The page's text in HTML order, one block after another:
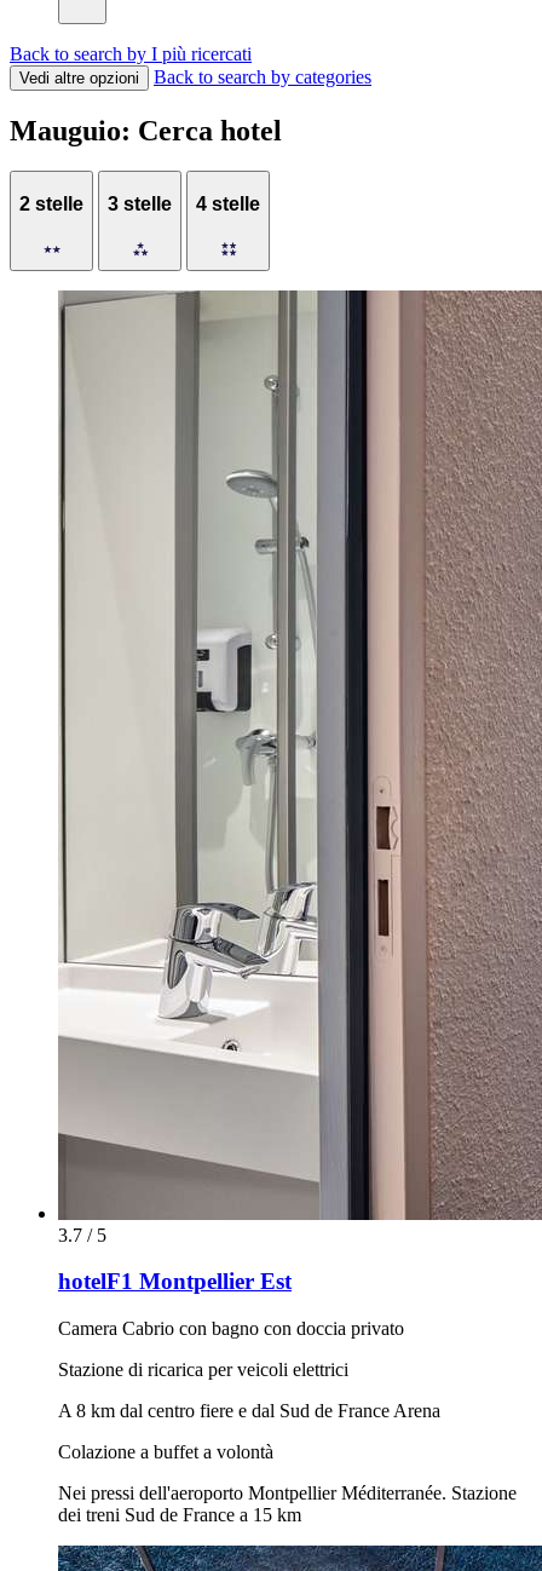
Back to search by I più ricercati
Vedi altre opzioni Back to search by categories
Mauguio: Cerca hotel
2 stelle 3 stelle 4 stelle
3.7 / 5
hotelF1 Montpellier Est
Camera Cabrio con bagno con doccia privato
Stazione di ricarica per veicoli elettrici
A 8 km dal centro fiere e dal Sud de France Arena
Colazione a buffet a volontà
Nei pressi dell'aeroporto Montpellier Méditerranée. Stazione
dei treni Sud de France a 15 km